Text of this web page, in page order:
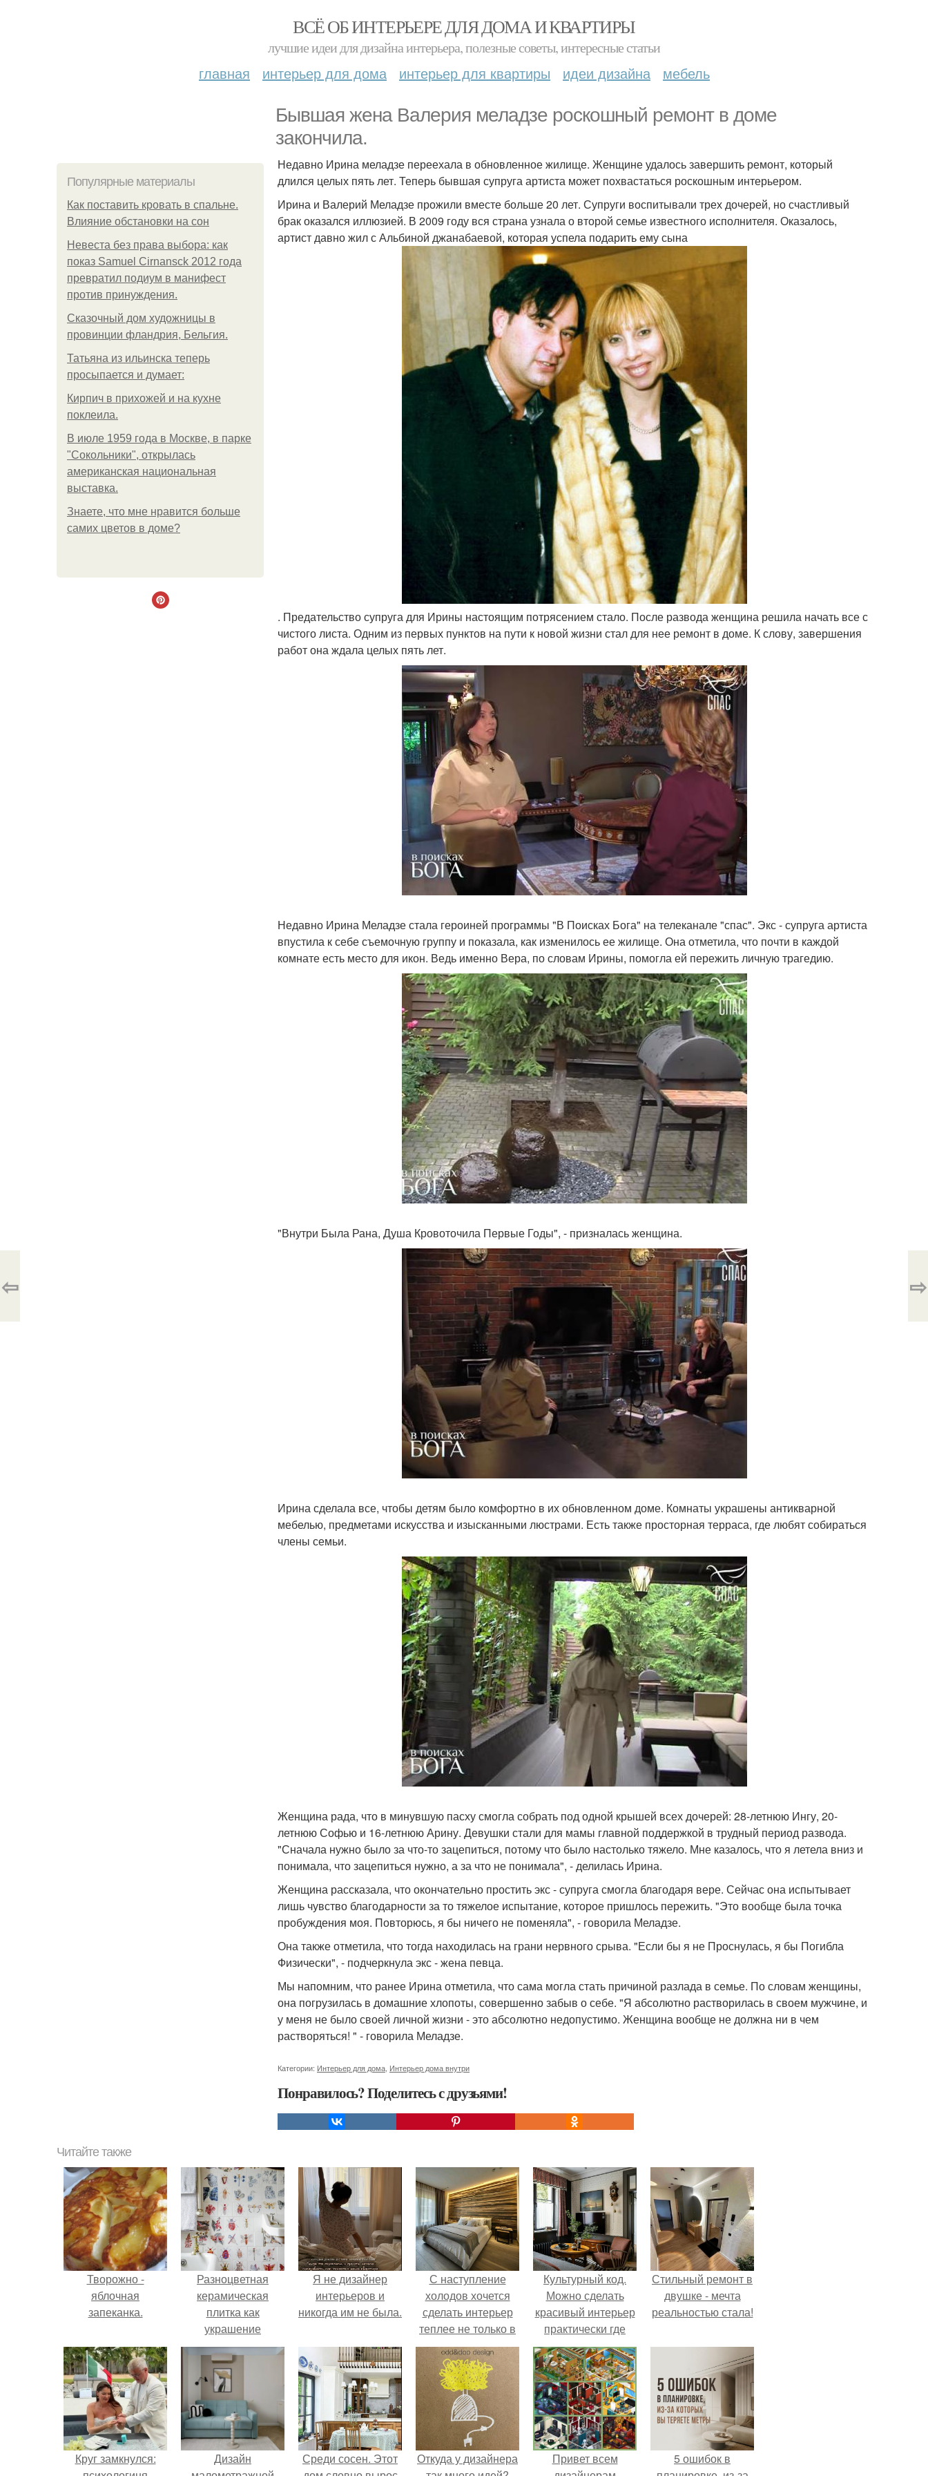
ВСЁ ОБ ИНТЕРЬЕРЕ ДЛЯ ДОМА И КВАРТИРЫ
лучшие идеи для дизайна интерьера, полезные советы, интересные статьи
главная интерьер для дома интерьер для квартиры идеи дизайна мебель
Бывшая жена Валерия меладзе роскошный ремонт в доме
закончила.
Популярные материалы
Как поставить кровать в спальне.
Влияние обстановки на сон
Невеста без права выбора: как
показ Samuel Cirnansck 2012 года
превратил подиум в манифест
против принуждения.
Сказочный дом художницы в
провинции фландрия, Бельгия.
Татьяна из ильинска теперь
просыпается и думает:
Кирпич в прихожей и на кухне
поклеила.
В июле 1959 года в Москве, в парке
"Сокольники", открылась
американская национальная
выставка.
Знаете, что мне нравится больше
самих цветов в доме?
Недавно Ирина меладзе переехала в обновленное жилище. Женщине удалось завершить ремонт, который
длился целых пять лет. Теперь бывшая супруга артиста может похвастаться роскошным интерьером.
Ирина и Валерий Меладзе прожили вместе больше 20 лет. Супруги воспитывали трех дочерей, но счастливый
брак оказался иллюзией. В 2009 году вся страна узнала о второй семье известного исполнителя. Оказалось,
артист давно жил с Альбиной джанабаевой, которая успела подарить ему сына
. Предательство супруга для Ирины настоящим потрясением стало. После развода женщина решила начать все с
чистого листа. Одним из первых пунктов на пути к новой жизни стал для нее ремонт в доме. К слову, завершения
работ она ждала целых пять лет.
Недавно Ирина Меладзе стала героиней программы "В Поисках Бога" на телеканале "спас". Экс - супруга артиста
впустила к себе съемочную группу и показала, как изменилось ее жилище. Она отметила, что почти в каждой
комнате есть место для икон. Ведь именно Вера, по словам Ирины, помогла ей пережить личную трагедию.
"Внутри Была Рана, Душа Кровоточила Первые Годы", - призналась женщина.
Ирина сделала все, чтобы детям было комфортно в их обновленном доме. Комнаты украшены антикварной
мебелью, предметами искусства и изысканными люстрами. Есть также просторная терраса, где любят собираться
члены семьи.
Женщина рада, что в минувшую пасху смогла собрать под одной крышей всех дочерей: 28-летнюю Ингу, 20-
летнюю Софью и 16-летнюю Арину. Девушки стали для мамы главной поддержкой в трудный период развода.
"Сначала нужно было за что-то зацепиться, потому что было настолько тяжело. Мне казалось, что я летела вниз и
понимала, что зацепиться нужно, а за что не понимала", - делилась Ирина.
Женщина рассказала, что окончательно простить экс - супруга смогла благодаря вере. Сейчас она испытывает
лишь чувство благодарности за то тяжелое испытание, которое пришлось пережить. "Это вообще была точка
пробуждения моя. Повторюсь, я бы ничего не поменяла", - говорила Меладзе.
Она также отметила, что тогда находилась на грани нервного срыва. "Если бы я не Проснулась, я бы Погибла
Физически", - подчеркнула экс - жена певца.
Мы напомним, что ранее Ирина отметила, что сама могла стать причиной разлада в семье. По словам женщины,
она погрузилась в домашние хлопоты, совершенно забыв о себе. "Я абсолютно растворилась в своем мужчине, и
у меня не было своей личной жизни - это абсолютно недопустимо. Женщина вообще не должна ни в чем
растворяться! " - говорила Меладзе.
Категории: Интерьер для дома Интерьер дома внутри
Понравилось? Поделитесь с друзьями!
⇦ ⇨
Читайте также
Творожно -
яблочная
запеканка.
Разноцветная
керамическая
плитка как
украшение
интерьера.
Я не дизайнер
интерьеров и
никогда им не была.
С наступление
холодов хочется
сделать интерьер
теплее не только в
визуальном плане.
Культурный код.
Можно сделать
красивый интерьер
практически где
угодно.
Стильный ремонт в
двушке - мечта
реальностью стала!
Круг замкнулся:
Дизайн
Среди сосен. Этот
Откуда у дизайнера
Привет всем
5 ошибок в